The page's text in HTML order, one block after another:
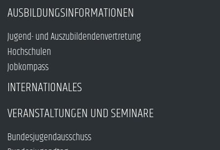
AUSBILDUNGSINFORMATIONEN
Jugend- und Auszubildendenvertretung
Hochschulen
Jobkompass
INTERNATIONALES
VERANSTALTUNGEN UND SEMINARE
Bundesjugendausschuss